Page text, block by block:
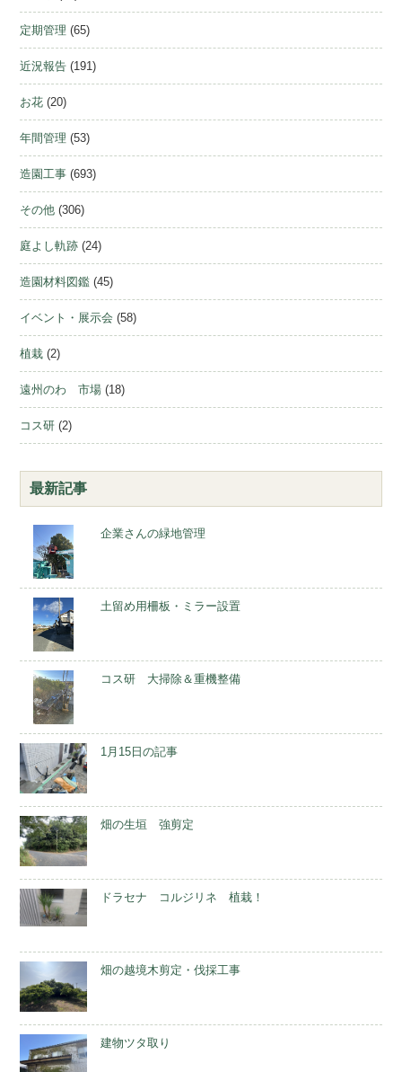
定期管理 (65)
近況報告 (191)
お花 (20)
年間管理 (53)
造園工事 (693)
その他 (306)
庭よし軌跡 (24)
造園材料図鑑 (45)
イベント・展示会 (58)
植栽 (2)
遠州のわ 市場 (18)
コス研 (2)
最新記事
企業さんの緑地管理
土留め用柵板・ミラー設置
コス研 大掃除＆重機整備
1月15日の記事
畑の生垣 強剪定
ドラセナ コルジリネ 植栽！
畑の越境木剪定・伐採工事
建物ツタ取り